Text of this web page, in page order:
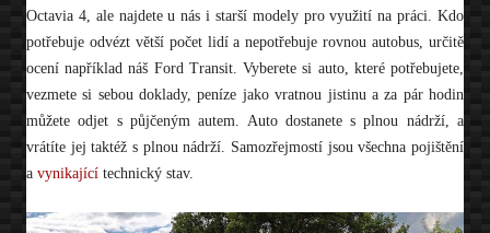
Octavia 4, ale najdete u nás i starší modely pro využití na práci. Kdo
potřebuje odvézt větší počet lidí a nepotřebuje rovnou autobus, určitě
ocení například náš Ford Transit. Vyberete si auto, které potřebujete,
vezmete si sebou doklady, peníze jako vratnou jistinu a za pár hodin
můžete odjet s půjčeným autem. Auto dostanete s plnou nádrží, a
vrátíte jej taktéž s plnou nádrží. Samozřejmostí jsou všechna pojištění
a vynikající technický stav.